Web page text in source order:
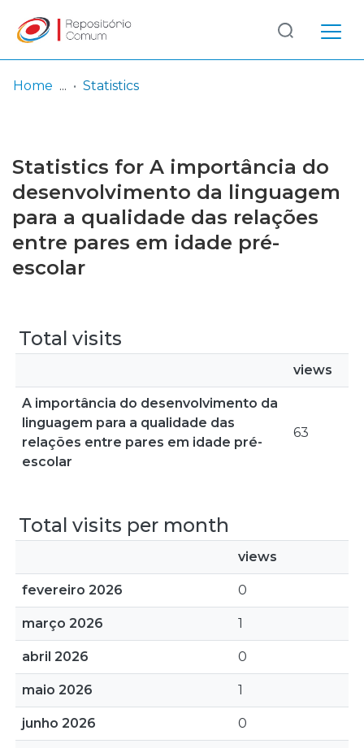
Browse repository
Entities
Log
In
(current)
Home Statistics
Statistics for A importância do
desenvolvimento da linguagem
para a qualidade das relações
entre pares em idade pré-
escolar
Total visits
views
A importância do desenvolvimento da
linguagem para a qualidade das
relações entre pares em idade pré-
escolar
63
Total visits per month
views
fevereiro 2026 0
março 2026 1
abril 2026 0
maio 2026 1
junho 2026 0